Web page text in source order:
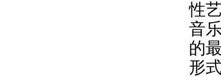
性
音
的
形